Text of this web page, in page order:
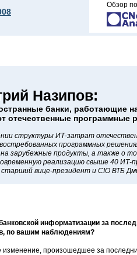
Обзор
Назипов:
банки, работающие
отечественные программные
структуры ИТ-затрат
программных
зарубежные продукты, а также о
реализацию свыше 40 ИТ-
старший вице-президент и CIO ВТБ
информатизации за
по вашим наблюдениям?
произошедшее за